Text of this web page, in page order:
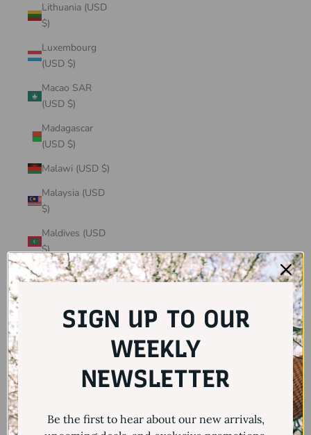
Lithuania (USD
$)
Luxembourg
(USD $)
Macao SAR
(USD $)
Madagascar
(USD $)
Malawi (USD $)
Malaysia (USD
$)
Maldives (USD
$)
Mali (USD $)
Martinique
$)
SIGN UP TO OUR
WEEKLY
NEWSLETTER
Be the first to hear about our new arrivals,